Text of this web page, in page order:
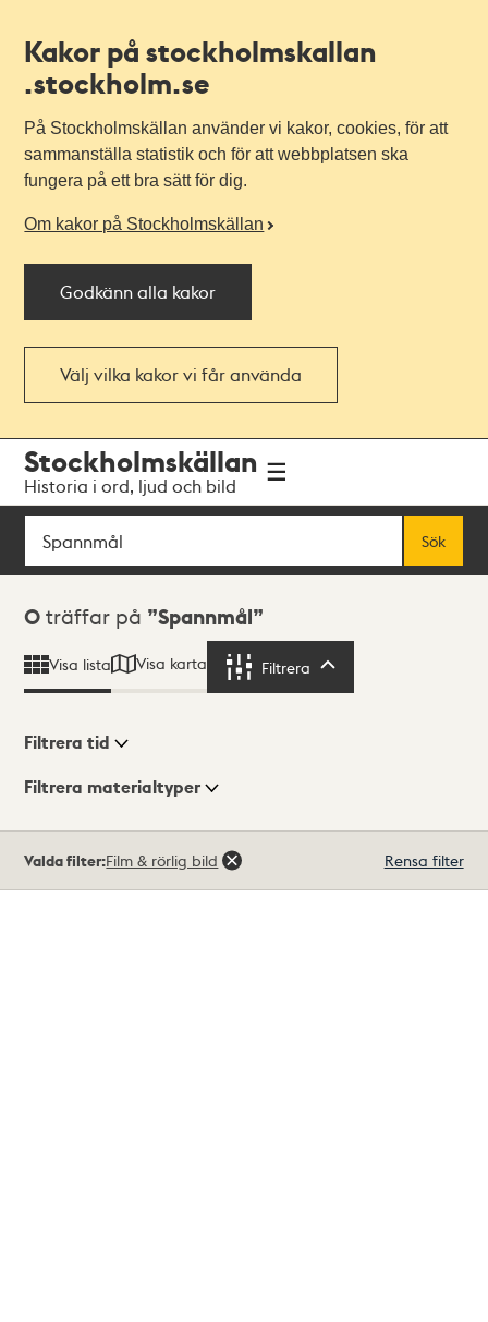
Kakor på stockholmskallan
.stockholm.se
På Stockholmskällan använder vi kakor, cookies, för att
sammanställa statistik och för att webbplatsen ska
fungera på ett bra sätt för dig.
Om kakor på Stockholmskällan
Godkänn alla kakor
Välj vilka kakor vi får använda
navigationen
huvudinnehållet
Stockholmskällan
Historia i ord, ljud och bild
Sök
Sök
Sökresultat
0 träffar på Spannmål
Visa lista Visa karta Filtrera
Visningsläge
Filtrera tid
Filtrera materialtyper
träffar
Valda filter:Film & rörlig bild Rensa filter